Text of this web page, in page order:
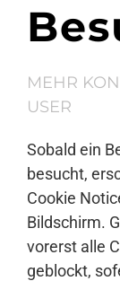
MEHR
USER
Sobald ein
besucht,
Cookie
Bildschirm.
vorerst alle
geblockt,